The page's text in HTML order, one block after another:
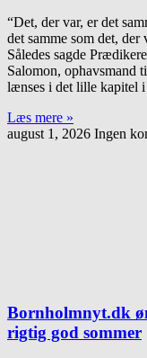
“Det, der var, er det
det samme som det,
Således sagde
Salomon, ophavsmand
lænses i det lille kapitel
Læs mere »
august 1, 2026 Ingen
Bornholmnyt.dk
rigtig god sommer